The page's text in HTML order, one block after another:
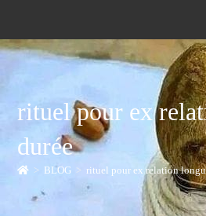
rituel pour ex
durée
> BLOG > rituel pour ex relation